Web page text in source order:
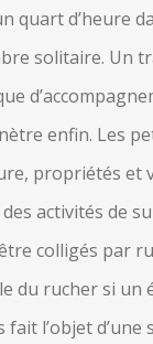
quart d’heure
solitaire. Un
enfin. Les
propriétés et
activités de
colligés par
du rucher si un
fait l’objet d’une